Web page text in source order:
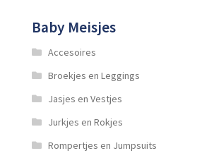
Baby Meisjes
Accesoires
Broekjes en Leggings
Jasjes en Vestjes
Jurkjes en Rokjes
Rompertjes en Jumpsuits